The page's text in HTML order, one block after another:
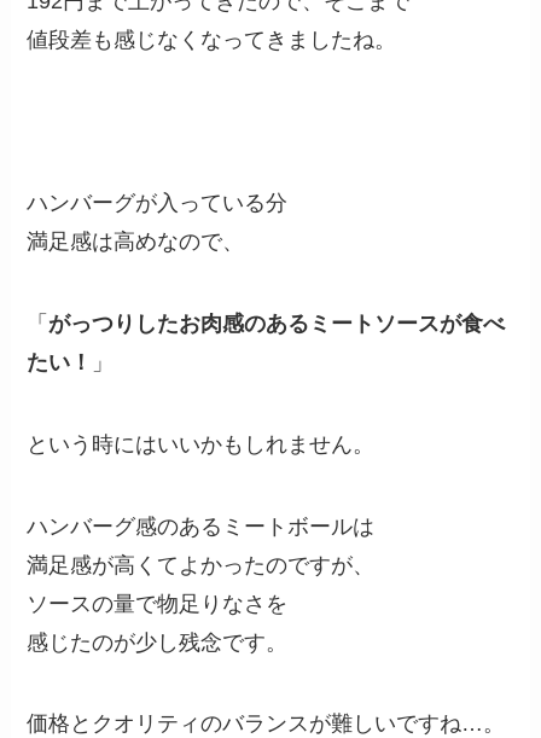
値段差も感じなくなってきましたね。
ハンバーグが入っている分
満足感は高めなので、
「 がっつりしたお肉感のあるミートソースが食べ
たい！
」
という時にはいいかもしれません。
ハンバーグ感のあるミートボールは
満足感が高くて よかったのですが、
ソースの量で物足りなさを
感じたのが少し残念です。
価格とクオリティのバランスが難しいですね…。